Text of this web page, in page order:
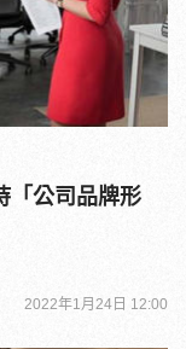
「公司品牌形
2022年1月24日 12:00